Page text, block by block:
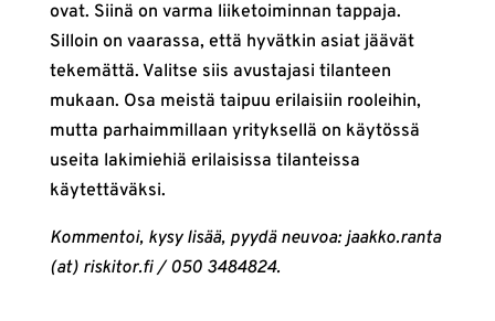
ovat. Siinä on varma liiketoiminnan tappaja.
Silloin on vaarassa, että hyvätkin asiat jäävät
tekemättä. Valitse siis avustajasi tilanteen
mukaan. Osa meistä taipuu erilaisiin rooleihin,
mutta parhaimmillaan yrityksellä on käytössä
useita lakimiehiä erilaisissa tilanteissa
käytettäväksi.
Kommentoi, kysy lisää, pyydä neuvoa: jaakko.ranta
(at) riskitor.fi / 050 3484824.